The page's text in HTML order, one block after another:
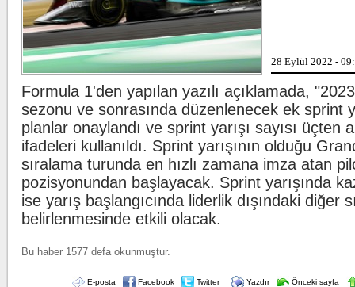
28 Eylül 2022 -
Formula 1'den yapılan yazılı açıklamada,
sezonu ve sonrasında düzenlenecek ek sprint
planlar onaylandı ve sprint yarışı sayısı üçten
ifadeleri kullanıldı. Sprint yarışının olduğu
sıralama turunda en hızlı zamana imza atan
pozisyonundan başlayacak. Sprint yarışında
ise yarış başlangıcında liderlik dışındaki diğer
belirlenmesinde etkili olacak.
Bu haber 1577 defa okunmuştur.
E-posta Facebook Twitter Yazdır Önceki sayfa
Kılıçdaroğlu'ndan